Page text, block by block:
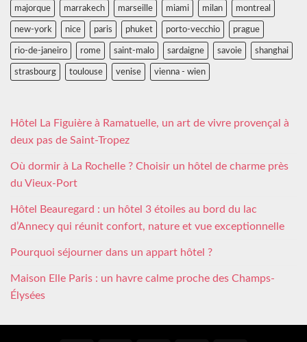
majorque marrakech marseille miami milan montreal
new-york nice paris phuket porto-vecchio prague
rio-de-janeiro rome saint-malo sardaigne savoie shanghai
strasbourg toulouse venise vienna - wien
Hôtel La Figuière à Ramatuelle, un art de vivre provençal à
deux pas de Saint-Tropez
Où dormir à La Rochelle ? Choisir un hôtel de charme près
du Vieux-Port
Hôtel Beauregard : un hôtel 3 étoiles au bord du lac
d’Annecy qui réunit confort, nature et vue exceptionnelle
Pourquoi séjourner dans un appart hôtel ?
Maison Elle Paris : un havre calme proche des Champs-
Élysées